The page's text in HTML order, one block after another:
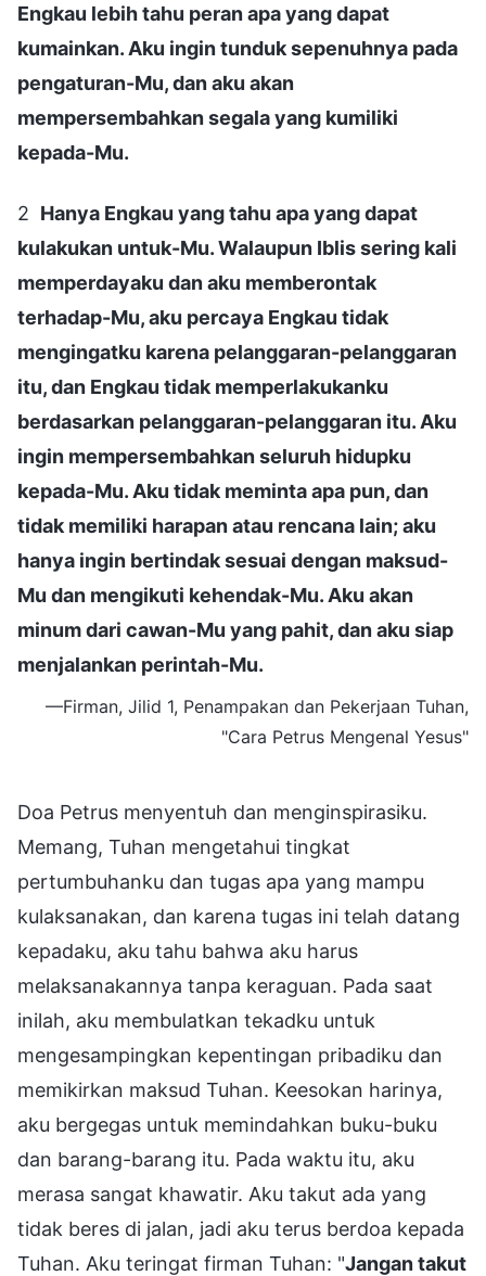
Engkau lebih tahu peran apa yang dapat
kumainkan. Aku ingin tunduk sepenuhnya pada
pengaturan-Mu, dan aku akan
mempersembahkan segala yang kumiliki
kepada-Mu.
2 Hanya Engkau yang tahu apa yang dapat
kulakukan untuk-Mu. Walaupun Iblis sering kali
memperdayaku dan aku memberontak
terhadap-Mu, aku percaya Engkau tidak
mengingatku karena pelanggaran-pelanggaran
itu, dan Engkau tidak memperlakukanku
berdasarkan pelanggaran-pelanggaran itu. Aku
ingin mempersembahkan seluruh hidupku
kepada-Mu. Aku tidak meminta apa pun, dan
tidak memiliki harapan atau rencana lain; aku
hanya ingin bertindak sesuai dengan maksud-
Mu dan mengikuti kehendak-Mu. Aku akan
minum dari cawan-Mu yang pahit, dan aku siap
menjalankan perintah-Mu.
—Firman, Jilid 1, Penampakan dan Pekerjaan Tuhan,
"Cara Petrus Mengenal Yesus"
Doa Petrus menyentuh dan menginspirasiku.
Memang, Tuhan mengetahui tingkat
pertumbuhanku dan tugas apa yang mampu
kulaksanakan, dan karena tugas ini telah datang
kepadaku, aku tahu bahwa aku harus
melaksanakannya tanpa keraguan. Pada saat
inilah, aku membulatkan tekadku untuk
mengesampingkan kepentingan pribadiku dan
memikirkan maksud Tuhan. Keesokan harinya,
aku bergegas untuk memindahkan buku-buku
dan barang-barang itu. Pada waktu itu, aku
merasa sangat khawatir. Aku takut ada yang
tidak beres di jalan, jadi aku terus berdoa kepada
Tuhan. Aku teringat firman Tuhan: "Jangan takut